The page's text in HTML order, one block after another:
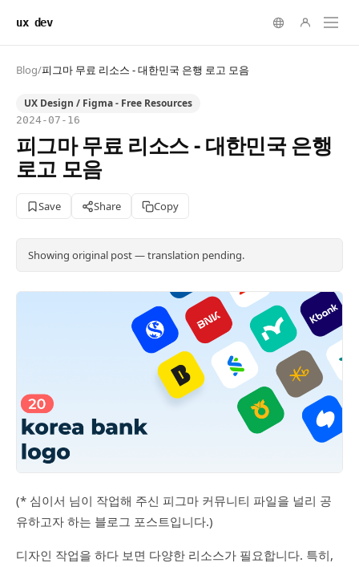
ux dev
Blog/피그마 무료 리소스 - 대한민국 은행 로고 모음
UX Design / Figma - Free Resources
2024-07-16
피그마 무료 리소스 - 대한민국 은행
로고 모음
Save Share Copy
Showing original post — translation pending.
(* 심이서 님이 작업해 주신 피그마 커뮤니티 파일을 널리 공
유하고자 하는 블로그 포스트입니다.)
디자인 작업을 하다 보면 다양한 리소스가 필요합니다. 특히,